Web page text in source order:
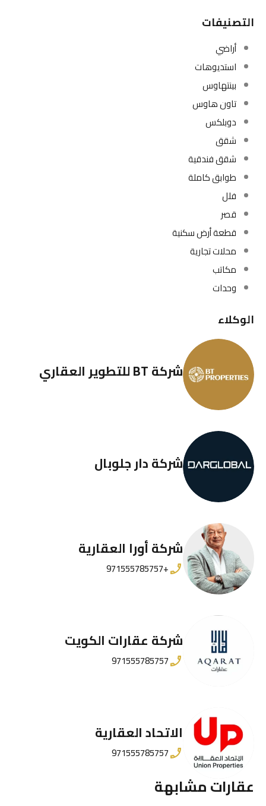
التصنيفات
أراضي
استديوهات
بينتهاوس
تاون هاوس
دوبلكس
شقق
شقق فندقية
طوابق كاملة
فلل
قصر
قطعة أرض سكنية
محلات تجارية
مكاتب
وحدات
الوكلاء
شركة BT للتطوير العقاري
شركة دار جلوبال
شركة أورا العقارية
+971555785757
شركة عقارات الكويت
971555785757
الاتحاد العقارية
971555785757
عقارات مشابهة